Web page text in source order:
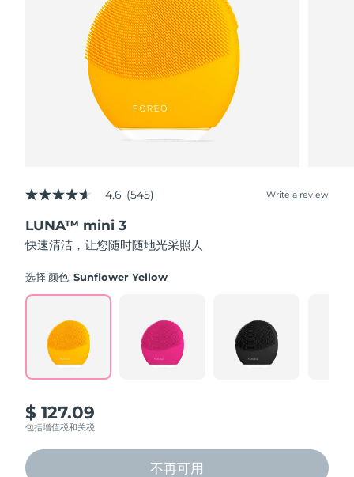
4.6
of
5
stars,
rating
Read
Reviews.
Same
page
4.6 (545) Write a review
LUNA™ mini 3
快速清洁，让您随时随地光采照人
选择 颜色:Sunflower Yellow
$ 127.09
包括增值税和关税
不再可用